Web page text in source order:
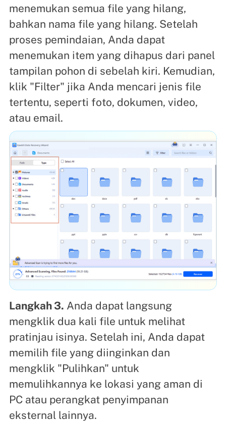
menemukan semua file yang hilang,
bahkan nama file yang hilang. Setelah
proses pemindaian, Anda dapat
menemukan item yang dihapus dari panel
tampilan pohon di sebelah kiri. Kemudian,
klik "Filter" jika Anda mencari jenis file
tertentu, seperti foto, dokumen, video,
atau email.
Langkah 3. Anda dapat langsung
mengklik dua kali file untuk melihat
pratinjau isinya. Setelah ini, Anda dapat
memilih file yang diinginkan dan
mengklik "Pulihkan" untuk
memulihkannya ke lokasi yang aman di
PC atau perangkat penyimpanan
eksternal lainnya.